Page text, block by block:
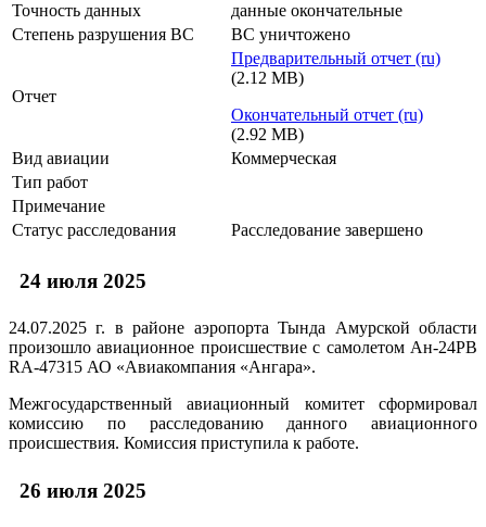
Точность данных
данные окончательные
Степень разрушения ВС
ВС уничтожено
Отчет
Предварительный отчет (ru)
(2.12 MB)
Окончательный отчет (ru)
(2.92 MB)
Вид авиации
Коммерческая
Тип работ
Примечание
Статус расследования
Расследование завершено
24 июля 2025
24.07.2025 г. в районе аэропорта Тында Амурской области
произошло авиационное происшествие с самолетом Ан-24РВ
RA-47315 АО «Авиакомпания «Ангара».
Межгосударственный авиационный комитет сформировал
комиссию по расследованию данного авиационного
происшествия. Комиссия приступила к работе.
26 июля 2025